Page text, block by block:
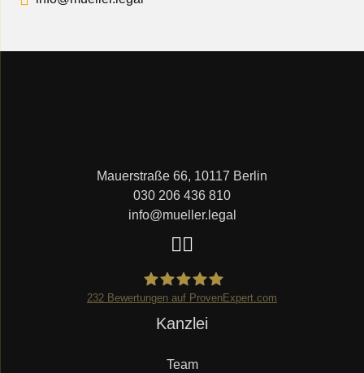
Mauerstraße 66, 10117 Berlin
030 206 436 810
info@mueller.legal
Mueller.legal
232 Bewertungen auf ProvenExpert.com
Kanzlei
Team